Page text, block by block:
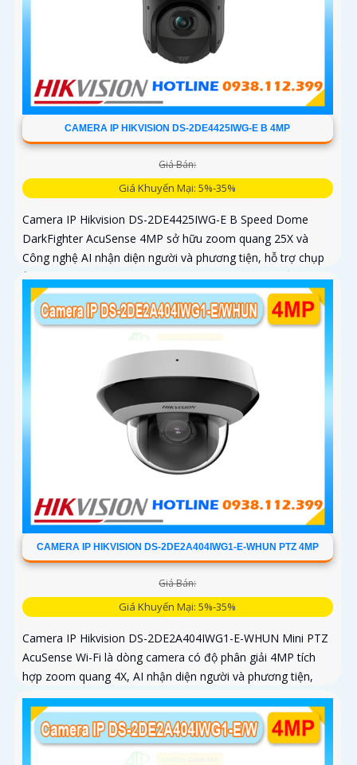
CAMERA IP HIKVISION DS-2DE4425IWG-E B 4MP
Giá Bán:
Giá Khuyến Mại: 5%-35%
Camera IP Hikvision DS-2DE4425IWG-E B Speed Dome
DarkFighter AcuSense 4MP sở hữu zoom quang 25X và
Công nghệ AI nhận diện người và phương tiện, hỗ trợ chụp
ảnh khuôn mặt lên đến 5 khuôn mặt cùng 1 thời điểm
CAMERA IP HIKVISION DS-2DE2A404IWG1-E-WHUN PTZ 4MP
Giá Bán:
Giá Khuyến Mại: 5%-35%
Camera IP Hikvision DS-2DE2A404IWG1-E-WHUN Mini PTZ
AcuSense Wi-Fi là dòng camera có độ phân giải 4MP tích
hợp zoom quang 4X, AI nhận diện người và phương tiện,
đàm thoại hai chiều, hồng ngoại 20m cùng khả năng kết nối
không dây linh hoạt cho hệ thống giám sát hiện đại